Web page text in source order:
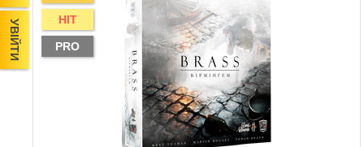
УВІЙТИ
HIT
PRO